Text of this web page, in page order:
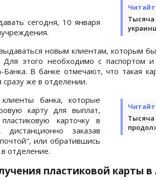
Тысяча
сегодня, 10 января
новым клиентам, которым
Для этого необходимо с паспортом
В банке отмечают, что такая
сразу же в отделении.
банка, которые
карту для выплат,
карточку в
дистанционно заказав
или обратившись
отделение.
пластиковой карты